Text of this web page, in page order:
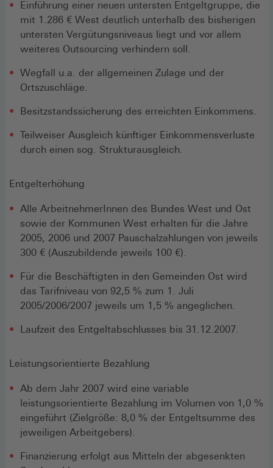
Einführung einer neuen untersten Entgeltgruppe, die
mit 1.286 € West deutlich unterhalb des bisherigen
untersten Vergütungsniveaus liegt und vor allem
weiteres Outsourcing verhindern soll.
Wegfall u.a. der allgemeinen Zulage und der
Ortszuschläge.
Besitzstandssicherung des erreichten Einkommens.
Teilweiser Ausgleich künftiger Einkommensverluste
durch einen sog. Strukturausgleich.
Entgelterhöhung
Alle ArbeitnehmerInnen des Bundes West und Ost
sowie der Kommunen West erhalten für die Jahre
2005, 2006 und 2007 Pauschalzahlungen von jeweils
300 € (Auszubildende jeweils 100 €).
Für die Beschäftigten in den Gemeinden Ost wird
das Tarifniveau von 92,5 % zum 1. Juli
2005/2006/2007 jeweils um 1,5 % angeglichen.
Laufzeit des Entgeltabschlusses bis 31.12.2007.
Leistungsorientierte Bezahlung
Ab dem Jahr 2007 wird eine variable
leistungsorientierte Bezahlung im Volumen von 1,0 %
eingeführt (Zielgröße: 8,0 % der Entgeltsumme des
jeweiligen Arbeitgebers).
Finanzierung erfolgt aus Mitteln der abgesenkten